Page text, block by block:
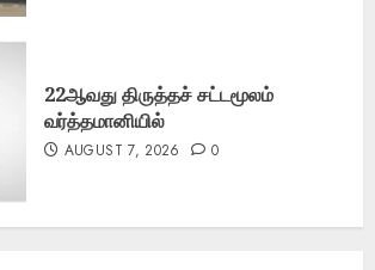
22ஆவது திருத்தச் சட்டமூலம்
வர்த்தமானியில்
AUGUST 7, 2026 0